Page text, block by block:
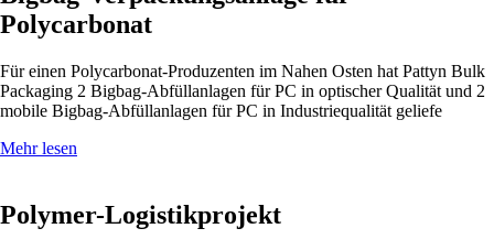
Polycarbonat
Für einen Polycarbonat-Produzenten im Nahen Osten hat Pattyn Bulk
Packaging 2 Bigbag-Abfüllanlagen für PC in optischer Qualität und 2
mobile Bigbag-Abfüllanlagen für PC in Industriequalität geliefe
Mehr lesen
Polymer-Logistikprojekt